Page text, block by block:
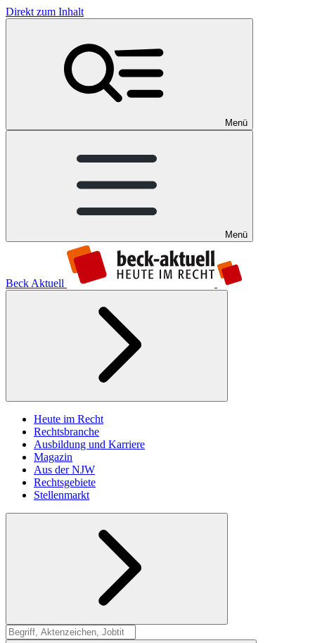
Direkt zum Inhalt
Menü
Menü
Beck Aktuell
Heute im Recht
Rechtsbranche
Ausbildung und Karriere
Magazin
Aus der NJW
Rechtsgebiete
Stellenmarkt
Suche